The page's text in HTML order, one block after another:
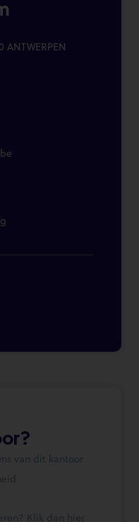
ANTWERPEN
van dit kantoor
Klik dan hier